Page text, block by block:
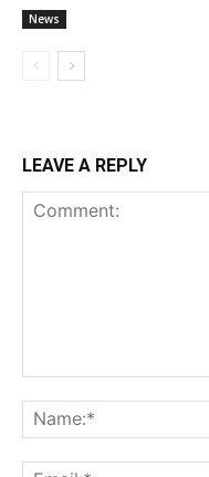
News
LEAVE A REPLY